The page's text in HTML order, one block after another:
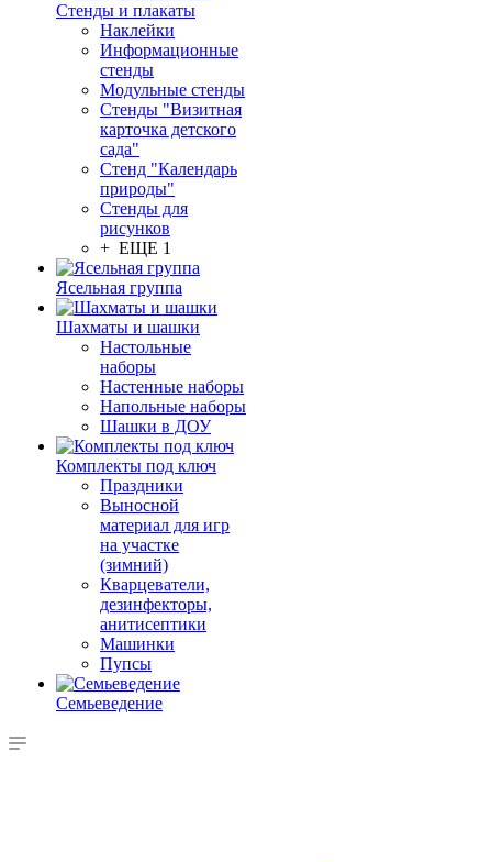
Стенды и плакаты
Наклейки
Информационные
стенды
Модульные стенды
Стенды "Визитная
карточка детского
сада"
Стенд "Календарь
природы"
Стенды для
рисунков
+ ЕЩЕ 1
Ясельная группа
Шахматы и шашки
Настольные
наборы
Настенные наборы
Напольные наборы
Шашки в ДОУ
Комплекты под ключ
Праздники
Выносной
материал для игр
на участке
(зимний)
Кварцеватели,
дезинфекторы,
анитисептики
Машинки
Пупсы
Семьеведение